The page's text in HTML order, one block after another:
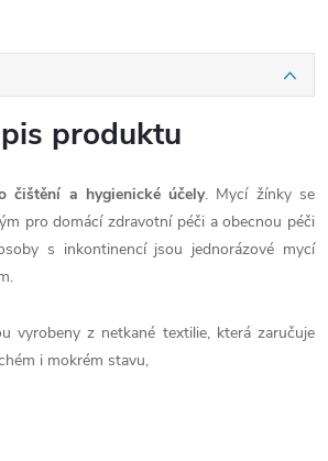
produktu
čištění a hygienické účely. Mycí žínky se
pro domácí zdravotní péči a obecnou péči
s inkontinencí jsou jednorázové mycí
vyrobeny z netkané textilie, která zaručuje
i mokrém stavu,